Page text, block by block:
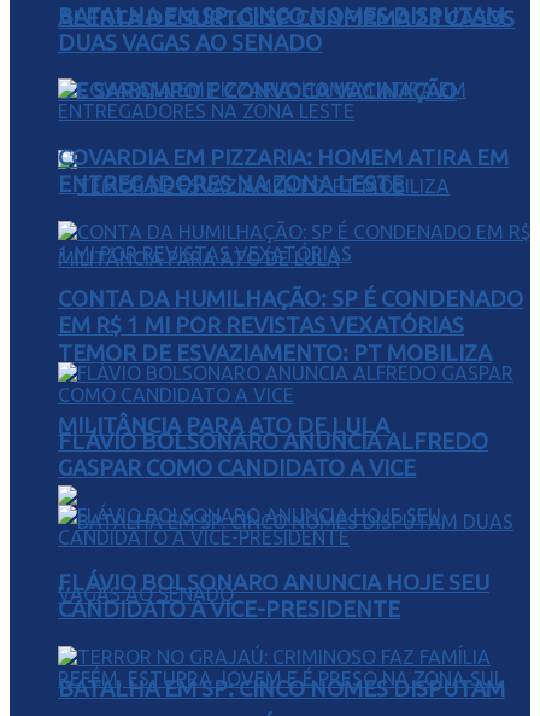
ALERTA DE SURTO: SP CONFIRMA 23 CASOS
DE SARAMPO E CONVOCA VACINAÇÃO
TEMOR DE ESVAZIAMENTO: PT MOBILIZA
MILITÂNCIA PARA ATO DE LULA
BATALHA EM SP: CINCO NOMES DISPUTAM
BATALHA EM SP: CINCO NOMES DISPUTAM
DUAS VAGAS AO SENADO
COVARDIA EM PIZZARIA: HOMEM ATIRA EM
ENTREGADORES NA ZONA LESTE
CONTA DA HUMILHAÇÃO: SP É CONDENADO
EM R$ 1 MI POR REVISTAS VEXATÓRIAS
FLÁVIO BOLSONARO ANUNCIA ALFREDO
GASPAR COMO CANDIDATO A VICE
FLÁVIO BOLSONARO ANUNCIA HOJE SEU
CANDIDATO A VICE-PRESIDENTE